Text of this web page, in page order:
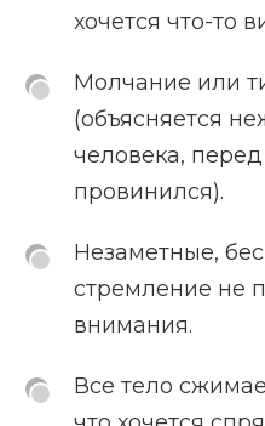
хочется что-то
Молчание или
(объясняется
человека,
провинился).
Незаметные,
стремление не
внимания.
Все тело